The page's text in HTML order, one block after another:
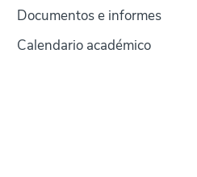
Documentos e informes
Calendario académico